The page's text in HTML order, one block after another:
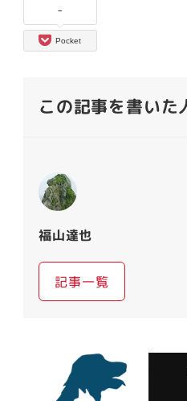
-
Pocket
この記事を書いた
福山達也
記事一覧